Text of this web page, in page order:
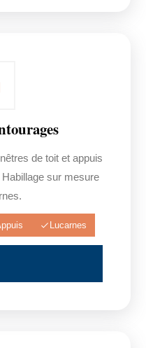
de toit et appuis
sur mesure
Lucarnes